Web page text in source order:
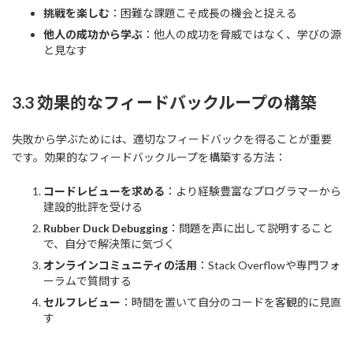
挑戦を楽しむ ：困難な課題こそ成長の機会と捉える
他人の成功から学ぶ ：他人の成功を脅威ではなく、学びの源
と見なす
3.3 効果的なフィードバックループの構築
失敗から学ぶためには、適切なフィードバックを得ることが重要
です。効果的なフィードバックループを構築する方法：
コードレビューを求める ：より経験豊富なプログラマーから
建設的批評を受ける
Rubber Duck Debugging ：問題を声に出して説明すること
で、自分で解決策に気づく
オンラインコミュニティの活用 ：Stack Overflowや専門フォ
ーラムで質問する
セルフレビュー ：時間を置いて自分のコードを客観的に見直
す